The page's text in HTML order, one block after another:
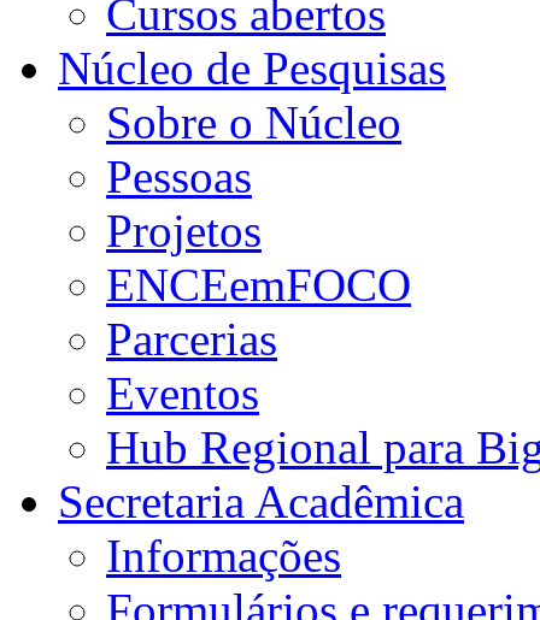
Cursos abertos
Núcleo de Pesquisas
Sobre o Núcleo
Pessoas
Projetos
ENCEemFOCO
Parcerias
Eventos
Hub Regional para
Secretaria Acadêmica
Informações
Formulários e